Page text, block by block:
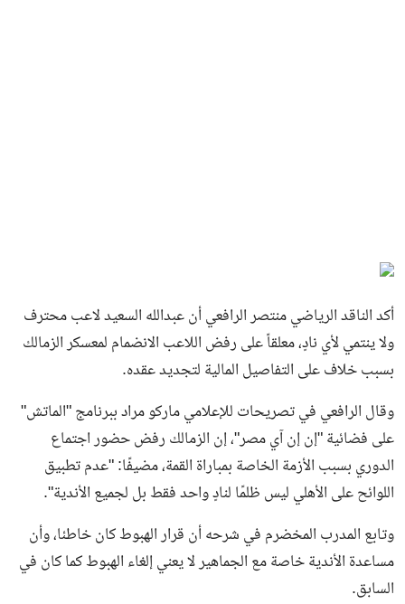
أكد الناقد الرياضي منتصر الرافعي أن عبدالله السعيد لاعب محترف
ولا ينتمي لأي نادٍ، معلقاً على رفض اللاعب الانضمام لمعسكر الزمالك
بسبب خلاف على التفاصيل المالية لتجديد عقده.
وقال الرافعي في تصريحات للإعلامي ماركو مراد ببرنامج "الماتش"
على فضائية "إن إن آي مصر"، إن الزمالك رفض حضور اجتماع
الدوري بسبب الأزمة الخاصة بمباراة القمة، مضيفًا: "عدم تطبيق
اللوائح على الأهلي ليس ظلمًا لنادٍ واحد فقط بل لجميع الأندية".
وتابع المدرب المخضرم في شرحه أن قرار الهبوط كان خاطئا، وأن
مساعدة الأندية خاصة مع الجماهير لا يعني إلغاء الهبوط كما كان في
السابق.